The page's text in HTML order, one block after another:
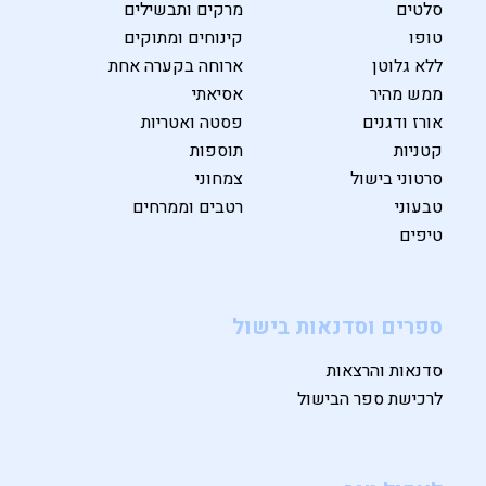
סלטים
מרקים ותבשילים
טופו
קינוחים ומתוקים
ללא גלוטן
ארוחה בקערה אחת
ממש מהיר
אסיאתי
אורז ודגנים
פסטה ואטריות
קטניות
תוספות
סרטוני בישול
צמחוני
טבעוני
רטבים וממרחים
טיפים
ספרים וסדנאות בישול
סדנאות והרצאות
לרכישת ספר הבישול